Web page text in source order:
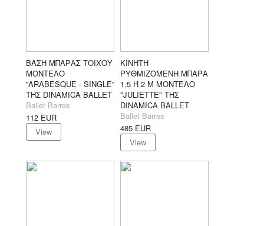
ΒΑΣΗ ΜΠΑΡΑΣ ΤΟΙΧΟΥ
ΜΟΝΤΕΛΟ
''ARABESQUE - SINGLE''
ΤΗΣ DINAMICA BALLET
Ballet Barres
112 EUR
View
ΚΙΝΗΤΗ
ΡΥΘΜΙΖΟΜΕΝΗ ΜΠΑΡΑ
1,5 Ή 2 Μ ΜΟΝΤΕΛΟ
"JULIETTE" ΤΗΣ
DINAMICA BALLET
Ballet Barres
485 EUR
View